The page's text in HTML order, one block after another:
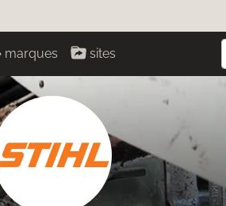
marques sites